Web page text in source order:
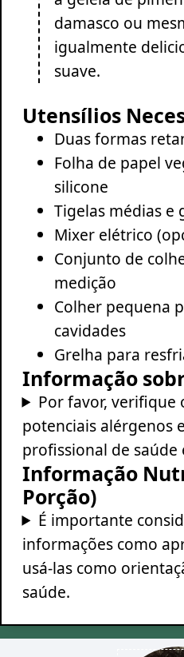
damasco ou
igualmente
suave.
Utensílios
Duas formas
Folha de papel
silicone
Tigelas médias e
Mixer elétrico
Conjunto de
medição
Colher pequena
cavidades
Grelha para
Informação
Por favor, verifique
potenciais alérgenos
profissional de saúde
Informação
Porção)
É importante
informações como
usá-las como
saúde.